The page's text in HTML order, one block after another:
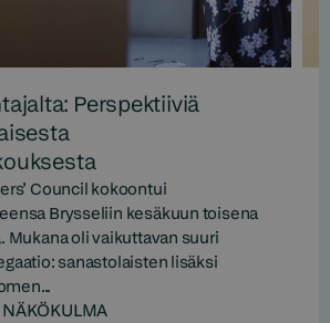
Perspektiiviä
Council kokoontui
Brysseliin kesäkuun toisena
Mukana oli vaikuttavan suuri
sanastolaisten lisäksi
NÄKÖKULMA